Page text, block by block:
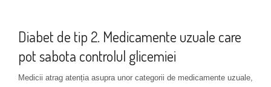
Diabet de tip 2. Medicamente uzuale care
pot sabota controlul glicemiei
Medicii atrag atenția asupra unor categorii de medicamente uzuale,